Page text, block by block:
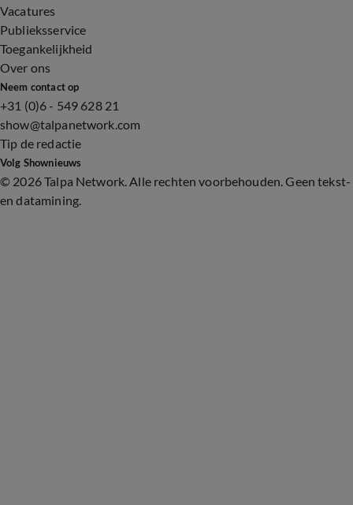
Vacatures
Publieksservice
Toegankelijkheid
Over ons
Neem contact op
+31 (0)6 - 549 628 21
show@talpanetwork.com
Tip de redactie
Volg Shownieuws
© 2026 Talpa Network. Alle rechten voorbehouden. Geen tekst-
en datamining.